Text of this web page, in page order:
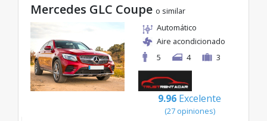
Mercedes GLC Coupe o similar
Automático
Aire acondicionado
5
4 3
9.96 Excelente
(27 opiniones)